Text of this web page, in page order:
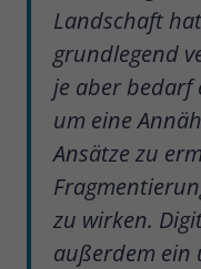
Landschaft
grundlegend
je aber bedarf
um eine
Ansätze zu
zu wirken.
außerdem ein